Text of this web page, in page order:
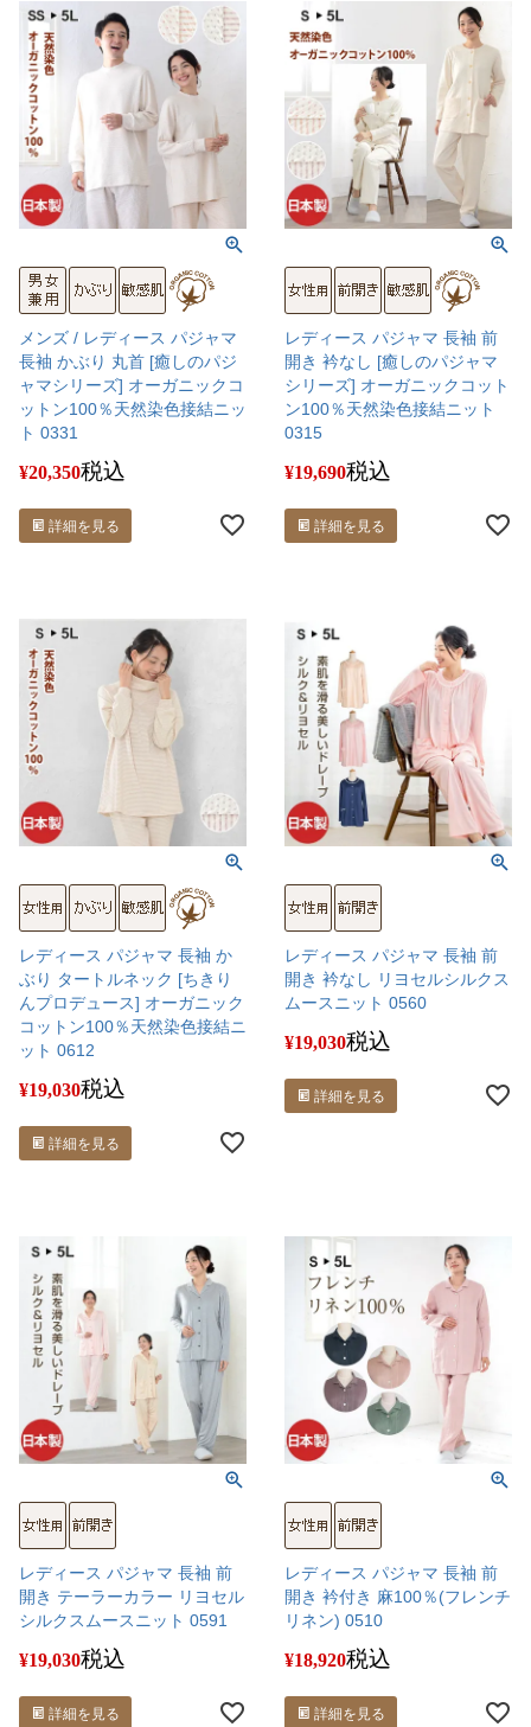
メンズ / レディース パジャマ
長袖 かぶり 丸首 [癒しのパジ
ャマシリーズ] オーガニックコ
ットン100％天然染色接結ニッ
ト 0331
¥20,350税込
詳細を見る
レディース パジャマ 長袖 前
開き 衿なし [癒しのパジャマ
シリーズ] オーガニックコット
ン100％天然染色接結ニット
0315
¥19,690税込
詳細を見る
レディース パジャマ 長袖 か
ぶり タートルネック [ちきり
んプロデュース] オーガニック
コットン100％天然染色接結ニ
ット 0612
¥19,030税込
詳細を見る
レディース パジャマ 長袖 前
開き 衿なし リヨセルシルクス
ムースニット 0560
¥19,030税込
詳細を見る
レディース パジャマ 長袖 前
開き テーラーカラー リヨセル
シルクスムースニット 0591
¥19,030税込
詳細を見る
レディース パジャマ 長袖 前
開き 衿付き 麻100％(フレンチ
リネン) 0510
¥18,920税込
詳細を見る